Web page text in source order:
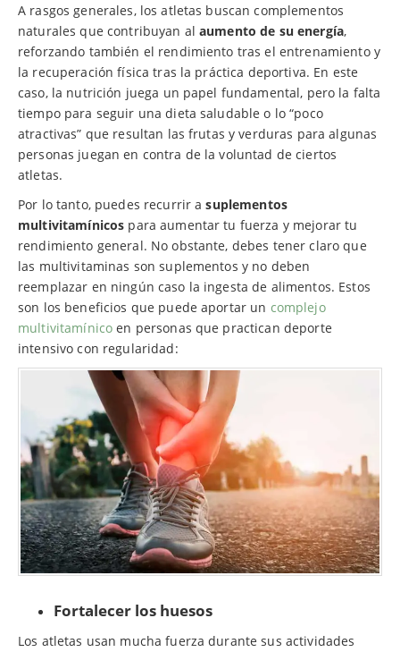
A rasgos generales, los atletas buscan complementos
naturales que contribuyan alaumento de su energía,
reforzando también el rendimiento tras el entrenamiento y
la recuperación física tras la práctica deportiva. En este
caso, la nutrición juega un papel fundamental, pero la falta
tiempo para seguir una dieta saludable o lo “poco
atractivas” que resultan las frutas y verduras para algunas
personas juegan en contra de la voluntad de ciertos
atletas.
Por lo tanto, puedes recurrir asuplementos
multivitamínicos para aumentar tu fuerza y mejorar tu
rendimiento general. No obstante, debes tener claro que
las multivitaminas son suplementos y no deben
reemplazar en ningún caso la ingesta de alimentos. Estos
son los beneficios que puede aportar un complejo
multivitamínico en personas que practican deporte
intensivo con regularidad:
Fortalecer los huesos
Los atletas usan mucha fuerza durante sus actividades